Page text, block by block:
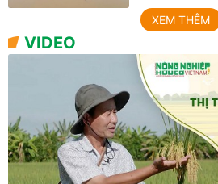
XEM THÊM
VIDEO